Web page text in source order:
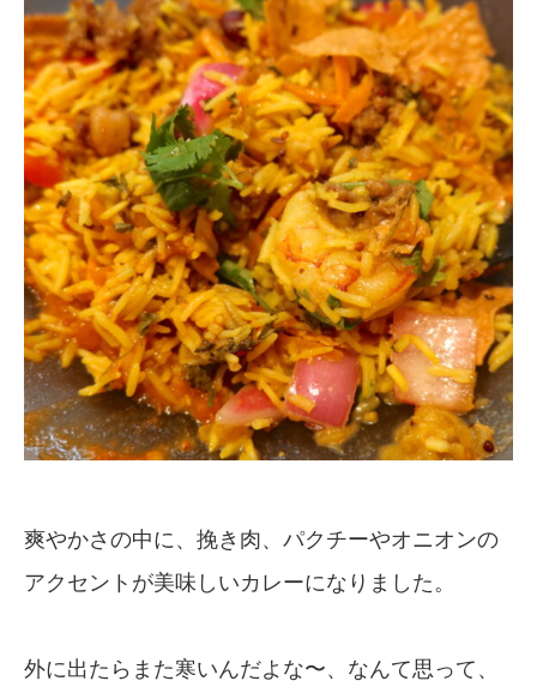
爽やかさの中に、挽き肉、パクチーやオニオンの
アクセントが美味しいカレーになりました。
外に出たらまた寒いんだよな〜、なんて思って、